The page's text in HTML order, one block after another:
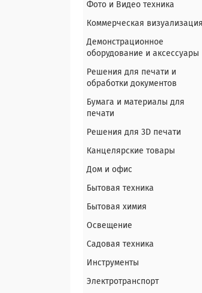
Фото и Видео техника
Коммерческая визуализация
Демонстрационное
оборудование и аксессуары
Решения для печати и
обработки документов
Бумага и материалы для
печати
Решения для 3D печати
Канцелярские товары
Дом и офис
Бытовая техника
Бытовая химия
Освещение
Садовая техника
Инструменты
Электротранспорт